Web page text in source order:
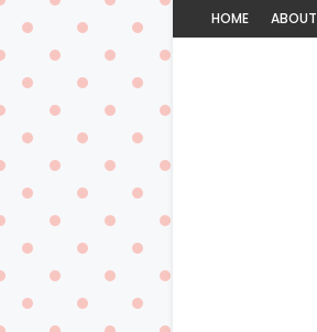
HOME ABOUT